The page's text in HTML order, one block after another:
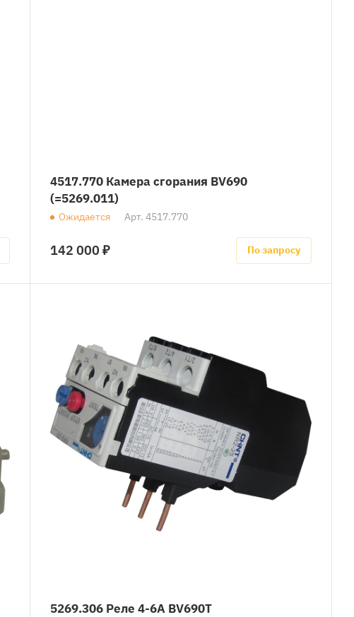
4517.770 Камера сгорания BV690
(=5269.011)
Ожидается Арт.4517.770
142 000 ₽ По запросу
5269.306 Реле 4-6А BV690T